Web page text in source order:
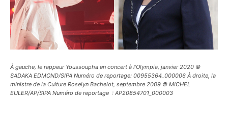
À gauche, le rappeur Youssoupha en concert à l'Olympia, janvier 2020 ©
SADAKA EDMOND/SIPA Numéro de reportage: 00955364_000006 À droite, la
ministre de la Culture Roselyn Bachelot, septembre 2009 © MICHEL
EULER/AP/SIPA Numéro de reportage : AP20854701_000003